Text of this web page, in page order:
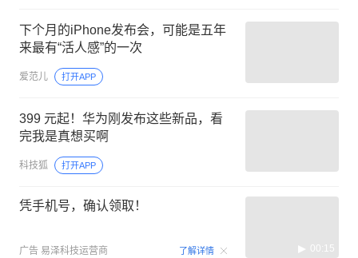
下个月的iPhone发布会，可能是五年
来最有“活人感”的一次
爱范儿 打开APP
399 元起！华为刚发布这些新品，看
完我是真想买啊
科技狐 打开APP
凭手机号，确认领取！
广告 易泽科技运营商 了解详情 00:15